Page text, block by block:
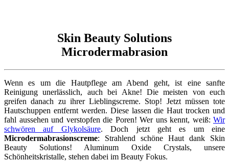
Skin Beauty Solutions
Microdermabrasion
Wenn es um die Hautpflege am Abend geht, ist eine sanfte
Reinigung unerlässlich, auch bei Akne! Die meisten von euch
greifen danach zu ihrer Lieblingscreme. Stop! Jetzt müssen tote
Hautschuppen entfernt werden. Diese lassen die Haut trocken und
fahl aussehen und verstopfen die Poren! Wer uns kennt, weiß: Wir
schwören auf Glykolsäure. Doch jetzt geht es um eine
Microdermabrasionscreme: Strahlend schöne Haut dank Skin
Beauty Solutions! Aluminum Oxide Crystals, unsere
Schönheitskristalle, stehen dabei im Beauty Fokus.